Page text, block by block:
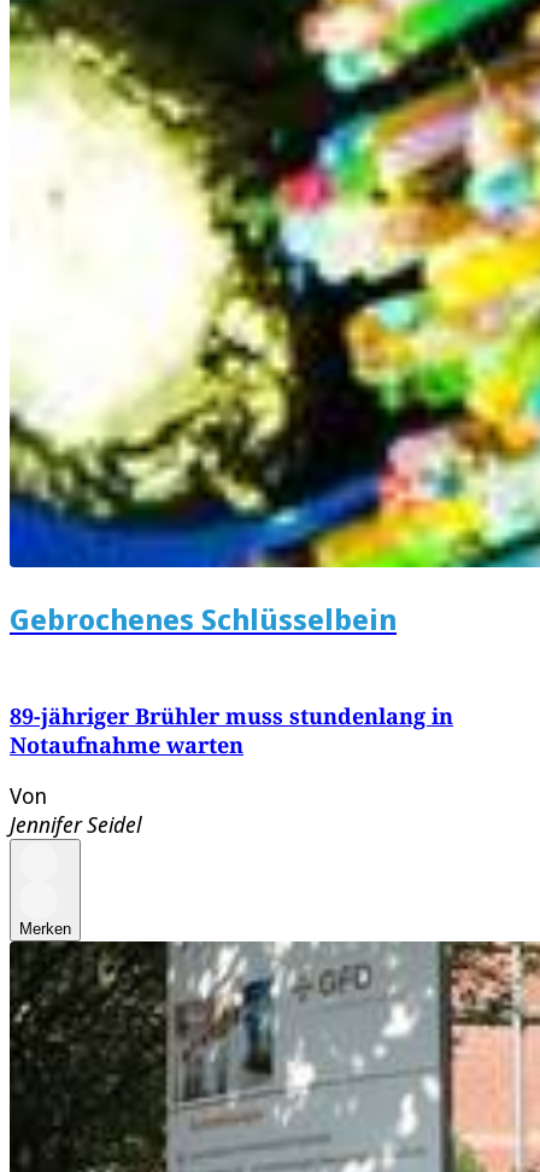
Gebrochenes Schlüsselbein
89-jähriger Brühler muss stundenlang in
Notaufnahme warten
Von
Jennifer Seidel
Merken